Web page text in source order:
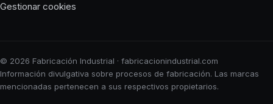
Gestionar cookies
© 2026 Fabricación Industrial · fabricacionindustrial.com
Información divulgativa sobre procesos de fabricación. Las marcas
mencionadas pertenecen a sus respectivos propietarios.